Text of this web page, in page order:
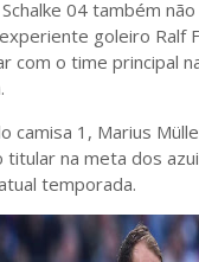
04 também
goleiro Ralf
com o time principal
camisa 1, Marius
titular na meta dos
temporada.